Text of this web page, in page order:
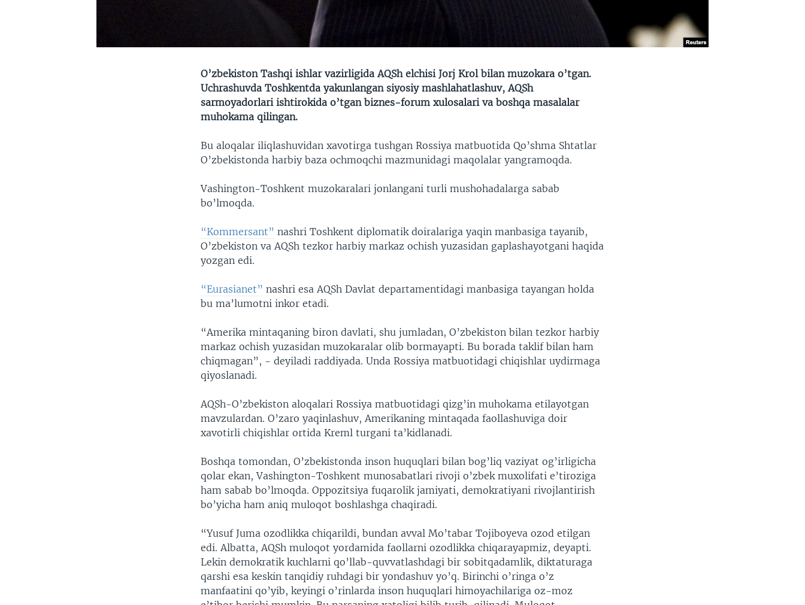
O’zbekiston Tashqi ishlar vazirligida AQSh elchisi Jorj Krol bilan muzokara o’tgan.
Uchrashuvda Toshkentda yakunlangan siyosiy mashlahatlashuv, AQSh
sarmoyadorlari ishtirokida o’tgan biznes-forum xulosalari va boshqa masalalar
muhokama qilingan.
Bu aloqalar iliqlashuvidan xavotirga tushgan Rossiya matbuotida Qo’shma Shtatlar
O’zbekistonda harbiy baza ochmoqchi mazmunidagi maqolalar yangramoqda.
Vashington-Toshkent muzokaralari jonlangani turli mushohadalarga sabab
bo’lmoqda.
“Kommersant” nashri Toshkent diplomatik doiralariga yaqin manbasiga tayanib,
O’zbekiston va AQSh tezkor harbiy markaz ochish yuzasidan gaplashayotgani haqida
yozgan edi.
“Eurasianet” nashri esa AQSh Davlat departamentidagi manbasiga tayangan holda
bu ma’lumotni inkor etadi.
“Amerika mintaqaning biron davlati, shu jumladan, O’zbekiston bilan tezkor harbiy
markaz ochish yuzasidan muzokaralar olib bormayapti. Bu borada taklif bilan ham
chiqmagan”, - deyiladi raddiyada. Unda Rossiya matbuotidagi chiqishlar uydirmaga
qiyoslanadi.
AQSh-O’zbekiston aloqalari Rossiya matbuotidagi qizg’in muhokama etilayotgan
mavzulardan. O’zaro yaqinlashuv, Amerikaning mintaqada faollashuviga doir
xavotirli chiqishlar ortida Kreml turgani ta’kidlanadi.
Boshqa tomondan, O’zbekistonda inson huquqlari bilan bog’liq vaziyat og’irligicha
qolar ekan, Vashington-Toshkent munosabatlari rivoji o’zbek muxolifati e’tiroziga
ham sabab bo’lmoqda. Oppozitsiya fuqarolik jamiyati, demokratiyani rivojlantirish
bo’yicha ham aniq muloqot boshlashga chaqiradi.
“Yusuf Juma ozodlikka chiqarildi, bundan avval Mo’tabar Tojiboyeva ozod etilgan
edi. Albatta, AQSh muloqot yordamida faollarni ozodlikka chiqarayapmiz, deyapti.
Lekin demokratik kuchlarni qo’llab-quvvatlashdagi bir sobitqadamlik, diktaturaga
qarshi esa keskin tanqidiy ruhdagi bir yondashuv yo’q. Birinchi o’ringa o’z
manfaatini qo’yib, keyingi o’rinlarda inson huquqlari himoyachilariga oz-moz